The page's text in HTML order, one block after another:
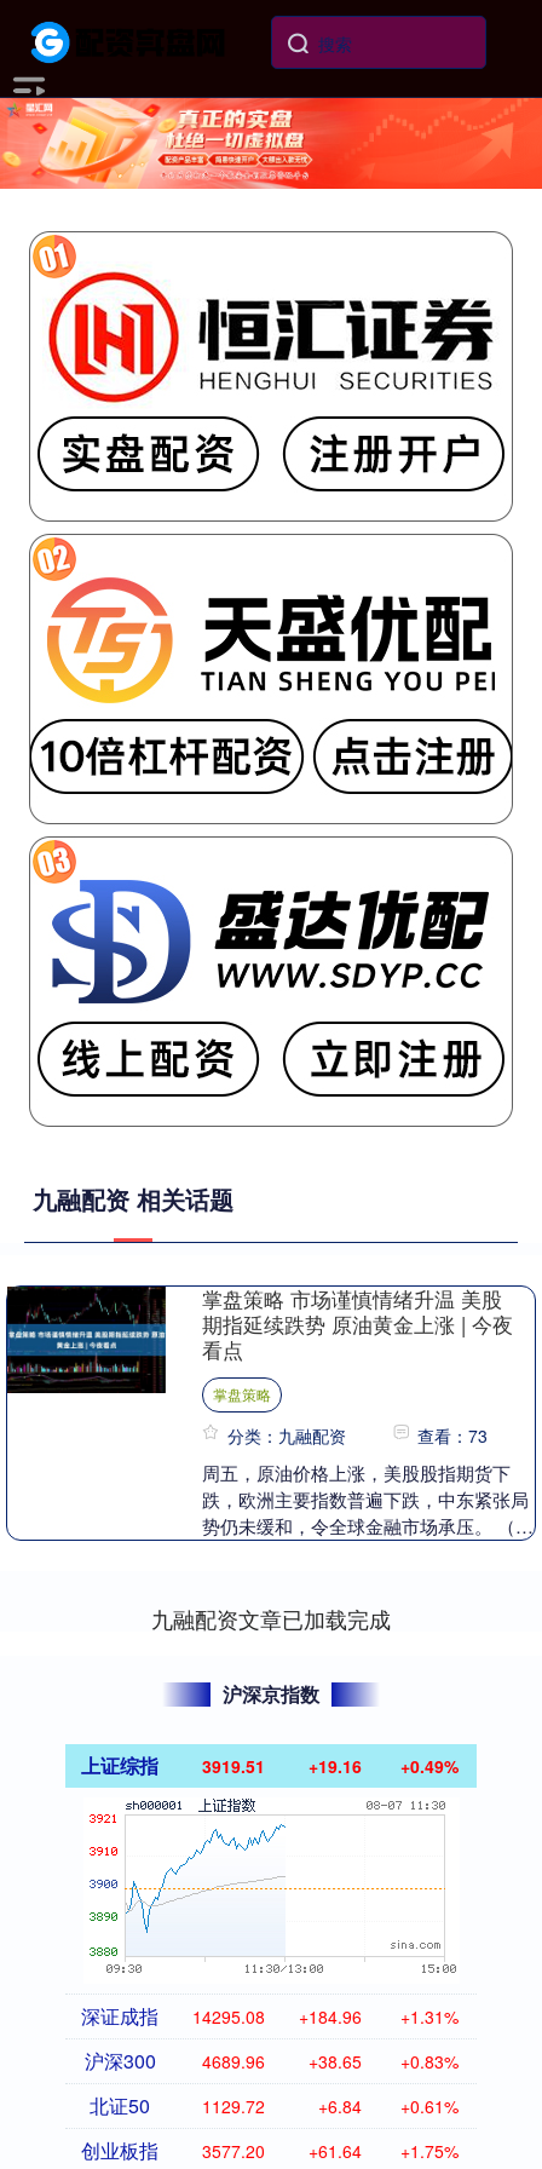
九融配资 相关话题
掌盘策略 市场谨慎情绪升温 美股
期指延续跌势 原油黄金上涨 | 今夜
看点
掌盘策略
分类：九融配资 查看：73
周五，原油价格上涨，美股股指期货下
跌，欧洲主要指数普遍下跌，中东紧张局
势仍未缓和，令全球金融市场承压。 （来
九融配资文章已加载完成
沪深京指数
上证综指 3919.51 +19.16 +0.49%
深证成指 14295.08 +184.96 +1.31%
沪深300 4689.96 +38.65 +0.83%
北证50 1129.72 +6.84 +0.61%
创业板指 3577.20 +61.64 +1.75%